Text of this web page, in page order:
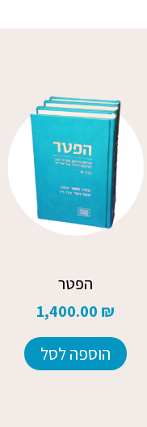
הפטר
1,400.00 ₪
הוספה לסל